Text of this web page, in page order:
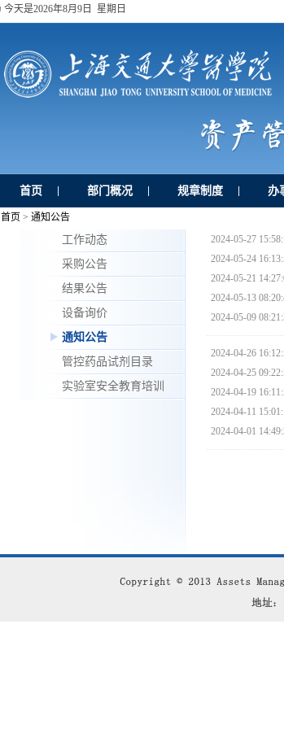
今天是2026年8月9日 星期日
首页 部门概况 规章制度 办
首页 > 通知公告
工作动态
采购公告
结果公告
设备询价
通知公告
管控药品试剂目录
实验室安全教育培训
2024-05-27
2024-05-24
2024-05-21
2024-05-13
2024-05-09
2024-04-26
2024-04-25
2024-04-19
2024-04-11
2024-04-01